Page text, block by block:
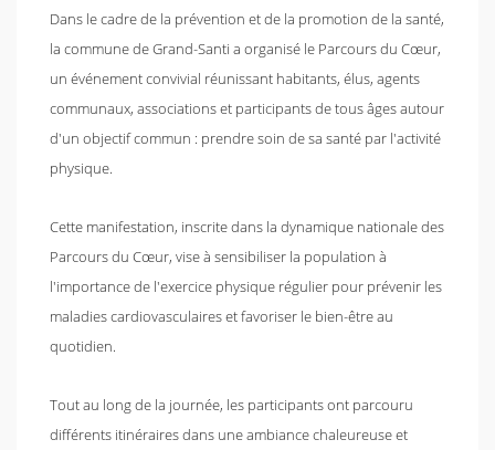
Dans le cadre de la prévention et de la promotion de la santé,
la commune de Grand-Santi a organisé le Parcours du Cœur,
un événement convivial réunissant habitants, élus, agents
communaux, associations et participants de tous âges autour
d'un objectif commun : prendre soin de sa santé par l'activité
physique.
Cette manifestation, inscrite dans la dynamique nationale des
Parcours du Cœur, vise à sensibiliser la population à
l'importance de l'exercice physique régulier pour prévenir les
maladies cardiovasculaires et favoriser le bien-être au
quotidien.
Tout au long de la journée, les participants ont parcouru
différents itinéraires dans une ambiance chaleureuse et